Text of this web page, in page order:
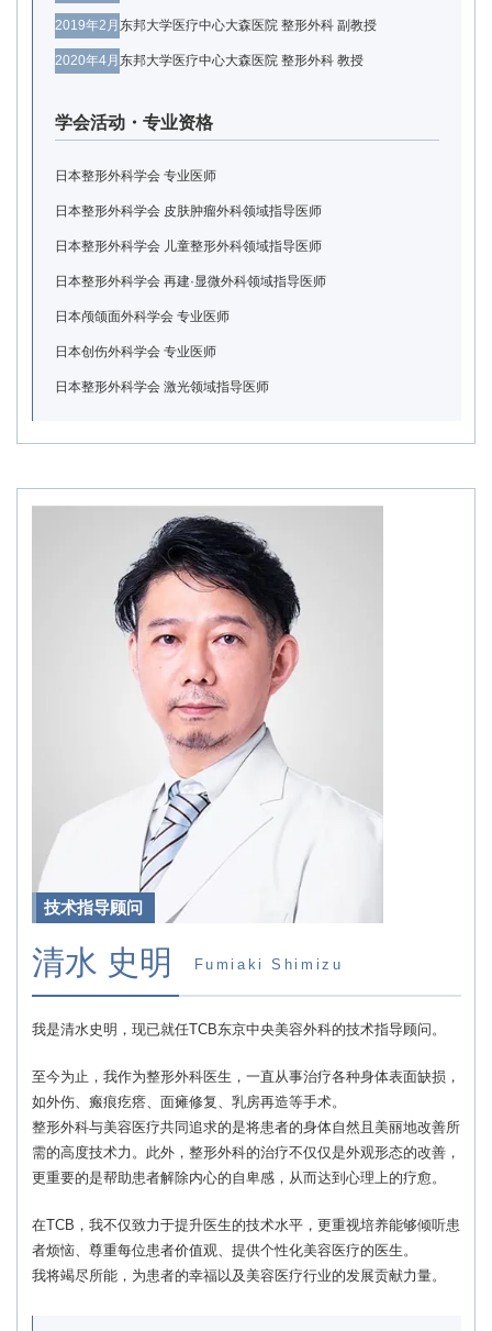
2019年2月 东邦大学医疗中心大森医院 整形外科 副教授
2020年4月 东邦大学医疗中心大森医院 整形外科 教授
学会活动・专业资格
日本整形外科学会 专业医师
日本整形外科学会 皮肤肿瘤外科领域指导医师
日本整形外科学会 儿童整形外科领域指导医师
日本整形外科学会 再建·显微外科领域指导医师
日本颅颌面外科学会 专业医师
日本创伤外科学会 专业医师
日本整形外科学会 激光领域指导医师
技术指导顾问
清水 史明 Fumiaki Shimizu
我是清水史明，现已就任TCB东京中央美容外科的技术指导顾问。
至今为止，我作为整形外科医生，一直从事治疗各种身体表面缺损，
如外伤、瘢痕疙瘩、面瘫修复、乳房再造等手术。
整形外科与美容医疗共同追求的是将患者的身体自然且美丽地改善所
需的高度技术力。此外，整形外科的治疗不仅仅是外观形态的改善，
更重要的是帮助患者解除内心的自卑感，从而达到心理上的疗愈。
在TCB，我不仅致力于提升医生的技术水平，更重视培养能够倾听患
者烦恼、尊重每位患者价值观、提供个性化美容医疗的医生。
我将竭尽所能，为患者的幸福以及美容医疗行业的发展贡献力量。